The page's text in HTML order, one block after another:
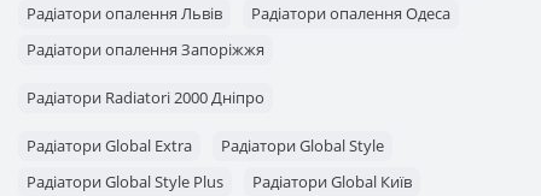
Радіатори опалення Львів
Радіатори опалення Одеса
Радіатори опалення Запоріжжя
Радіатори Radiatori 2000 Дніпро
Радіатори Global Extra
Радіатори Global Style
Радіатори Global Style Plus
Радіатори Global Київ